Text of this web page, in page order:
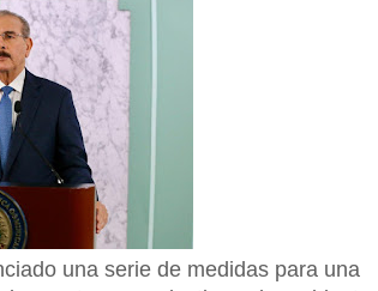
una serie de medidas para una